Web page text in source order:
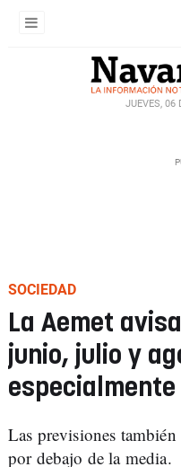
JUEVES, 06
SOCIEDAD
La Aemet
junio, julio y
Las previsiones
por debajo de la media.